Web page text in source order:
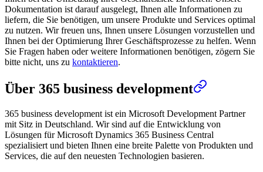
Dokumentation ist darauf ausgelegt, Ihnen alle Informationen zu
liefern, die Sie benötigen, um unsere Produkte und Services optimal
zu nutzen. Wir freuen uns, Ihnen unsere Lösungen vorzustellen und
Ihnen bei der Optimierung Ihrer Geschäftsprozesse zu helfen. Wenn
Sie Fragen haben oder weitere Informationen benötigen, zögern Sie
bitte nicht, uns zu kontaktieren.
Über 365 business development
365 business development ist ein Microsoft Development Partner
mit Sitz in Deutschland. Wir sind auf die Entwicklung von
Lösungen für Microsoft Dynamics 365 Business Central
spezialisiert und bieten Ihnen eine breite Palette von Produkten und
Services, die auf den neuesten Technologien basieren.